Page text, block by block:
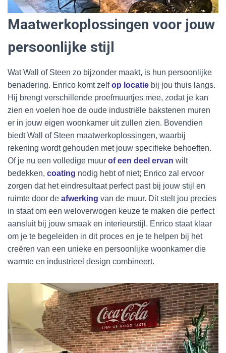
Maatwerkoplossingen voor jouw
persoonlijke stijl
Wat Wall of Steen zo bijzonder maakt, is hun persoonlijke
benadering. Enrico komt zelfop locatie bij jou thuis langs.
Hij brengt verschillende proefmuurtjes mee, zodat je kan
zien en voelen hoe de oude industriële bakstenen muren
er in jouw eigen woonkamer uit zullen zien. Bovendien
biedt Wall of Steen maatwerkoplossingen, waarbij
rekening wordt gehouden met jouw specifieke behoeften.
Of je nu een volledige muur of een deel ervan wilt
bedekken, coating nodig hebt of niet; Enrico zal ervoor
zorgen dat het eindresultaat perfect past bij jouw stijl en
ruimte door de afwerking van de muur. Dit stelt jou precies
in staat om een weloverwogen keuze te maken die perfect
aansluit bij jouw smaak en interieurstijl. Enrico staat klaar
om je te begeleiden in dit proces en je te helpen bij het
creëren van een unieke en persoonlijke woonkamer die
warmte en industrieel design combineert.